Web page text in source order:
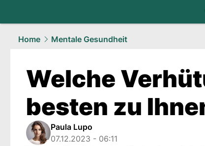
health.
Home
Mentale Gesundheit
Welche
besten zu
Paula Lupo
07.12.2023 - 06:11